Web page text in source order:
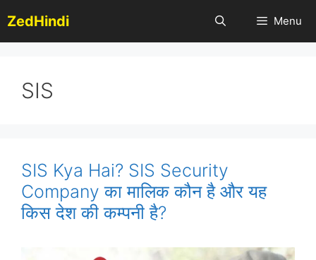
to
content
ZedHindi Menu
SIS
SIS Kya Hai? SIS Security
Company का मालिक कौन है और यह
किस देश की कम्पनी है?